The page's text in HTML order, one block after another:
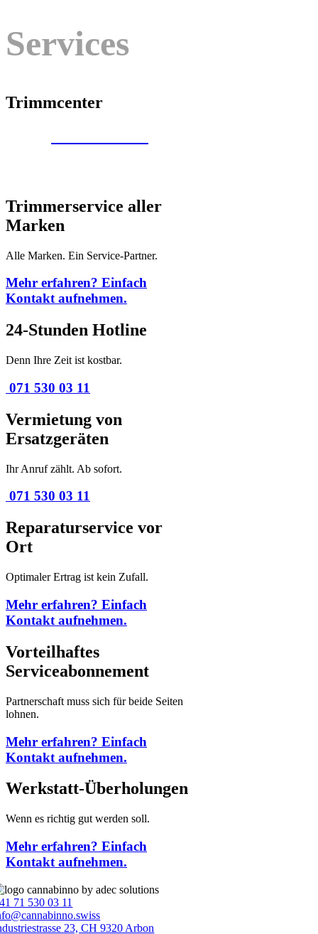
Services
Trimmcenter
Trimmerservice aller
Marken
Alle Marken. Ein Service-Partner.
Mehr erfahren? Einfach
Kontakt aufnehmen.
24-Stunden Hotline
Denn Ihre Zeit ist kostbar.
071 530 03 11
Vermietung von
Ersatzgeräten
Ihr Anruf zählt. Ab sofort.
071 530 03 11
Reparaturservice vor
Ort
Optimaler Ertrag ist kein Zufall.
Mehr erfahren? Einfach
Kontakt aufnehmen.
Vorteilhaftes
Serviceabonnement
Partnerschaft muss sich für beide Seiten
lohnen.
Mehr erfahren? Einfach
Kontakt aufnehmen.
Werkstatt-Überholungen
Wenn es richtig gut werden soll.
Mehr erfahren? Einfach
Kontakt aufnehmen.
71 530 03 11
23, CH 9320 Arbon